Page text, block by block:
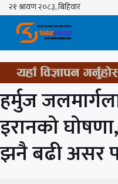
Skip
content
हर्मुज
इरानको
झनै बढी असर